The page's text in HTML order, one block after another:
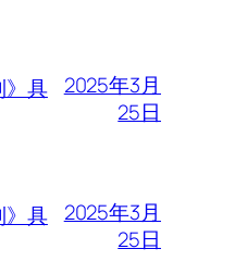
》具
2025年3月
25日
》具
2025年3月
25日